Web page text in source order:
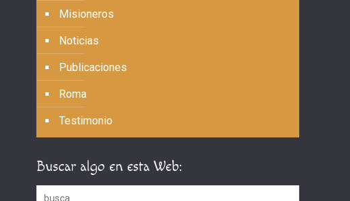
Misioneros
Noticias
Publicaciones
Roma
Testimonio
Buscar algo en esta Web: